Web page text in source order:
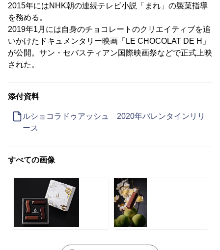
2015年にはNHK朝の連続テレビ小説「まれ」の製菓指導
を務める。
2019年1月には自身のチョコレートのクリエイティブを追
いかけたドキュメンタリー映画「LE CHOCOLAT DE H」
が公開。サン・セバスティアン国際映画祭などで正式上映
された。
添付資料
ルショコラドゥアッシュ 2020年バレンタインリリ
ース
すべての画像